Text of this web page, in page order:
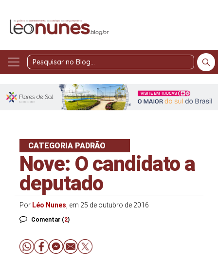
Pesquisar
Blog
CATEGORIA PADRÃO
Nove: O candidato a
deputado
Por Léo Nunes , em 25 de outubro de 2016
Comentar (2)